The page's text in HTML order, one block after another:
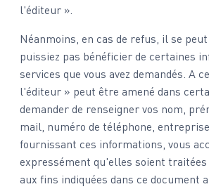
l'éditeur ».
Néanmoins, en cas de refus, il se peut
puissiez pas bénéficier de certaines
services que vous avez demandés. A
l'éditeur » peut être amené dans
demander de renseigner vos nom,
mail, numéro de téléphone,
fournissant ces informations, vous
expressément qu'elles soient
aux fins indiquées dans ce document